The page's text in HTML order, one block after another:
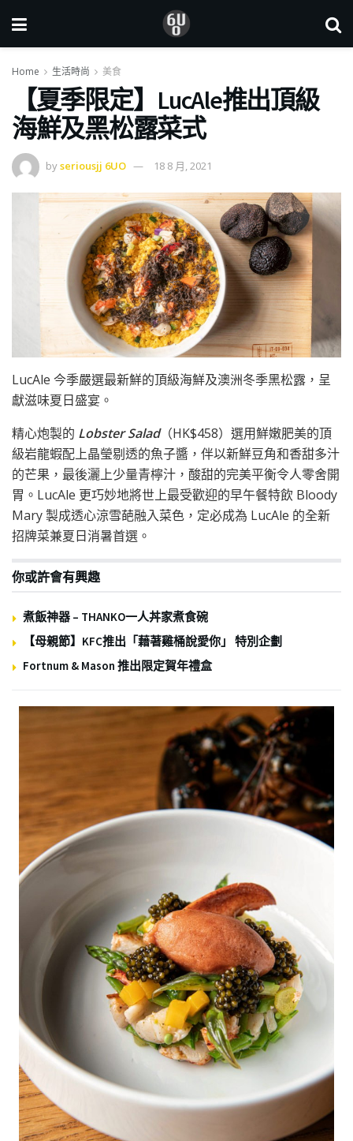
Home 生活時尚 美食
【夏季限定】LucAle推出頂級
海鮮及黑松露菜式
byseriousjj 6UO 18 8 月, 2021
LucAle 今季嚴選最新鮮的頂級海鮮及澳洲冬季黑松露，呈
獻滋味夏日盛宴。
精心炮製的 Lobster Salad（HK$458）選用鮮嫩肥美的頂
級岩龍蝦配上晶瑩剔透的魚子醬，伴以新鮮豆角和香甜多汁
的芒果，最後灑上少量青檸汁，酸甜的完美平衡令人零舍開
胃。LucAle 更巧妙地將世上最受歡迎的早午餐特飲 Bloody
Mary 製成透心涼雪葩融入菜色，定必成為 LucAle 的全新
招牌菜兼夏日消暑首選。
你或許會有興趣
煮飯神器 – THANKO一人丼家煮食碗
【母親節】KFC推出「藉著雞桶說愛你」 特別企劃
Fortnum & Mason 推出限定賀年禮盒